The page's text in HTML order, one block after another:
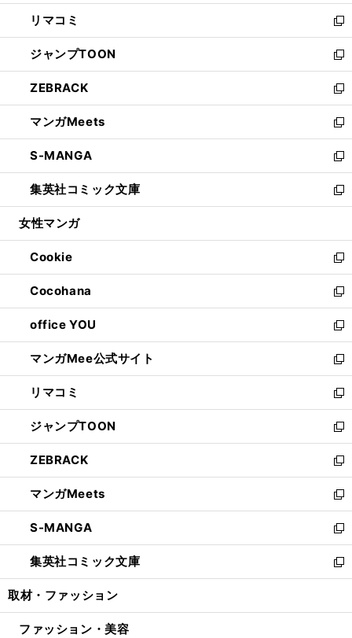
ウ
で
開
く
ン
ド
ウ
で
開
く
ウ
ィ
ン
ド
ウ
で
開
く
し
い
ウ
ィ
ン
ド
ウ
で
開
く
リマコミ
新
し
い
ウ
ィ
ン
ド
ウ
で
開
く
ジャンプTOON
新
し
い
ウ
ィ
ン
ド
ウ
で
開
ZEBRACK
新
し
い
ウ
ィ
ン
ド
ウ
開
く
マンガMeets
新
し
い
ウ
ィ
ン
ウ
で
開
く
S-MANGA
新
し
い
ウ
ン
ド
ウ
で
開
く
集英社コミック文庫
新
し
ウ
ィ
ン
ド
ウ
で
開
く
女性マンガ
Cookie
新
し
い
ウ
ィ
ン
ド
ウ
で
開
く
Cocohana
新
し
い
ウ
ィ
ン
ド
ウ
で
開
く
office YOU
新
し
い
ウ
ィ
ン
ド
ウ
で
開
く
マンガMee公式サイト
新
し
い
ウ
ィ
ン
ド
ウ
で
開
く
リマコミ
新
し
い
ウ
ィ
ン
ド
ウ
で
開
く
ジャンプTOON
新
し
い
ウ
ィ
ン
ド
ウ
で
開
ZEBRACK
新
し
い
ウ
ィ
ン
ド
ウ
開
マンガMeets
新
し
い
ウ
ィ
ン
ウ
S-MANGA
新
し
い
ウ
ン
集英社コミック文庫
新
し
ウ
取材・ファッション
ファッション・美容